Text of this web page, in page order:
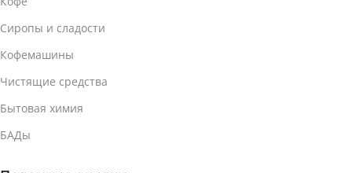
Сиропы и сладости
Кофемашины
Чистящие средства
Бытовая химия
БАДы